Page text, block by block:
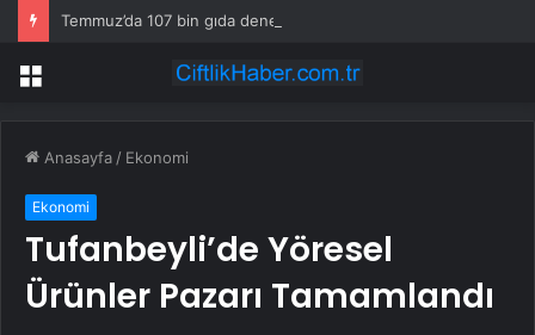
Menü
Anasayfa / Ekonomi
Ekonomi
Tufanbeyli’de Yöresel
Ürünler Pazarı Tamamlandı